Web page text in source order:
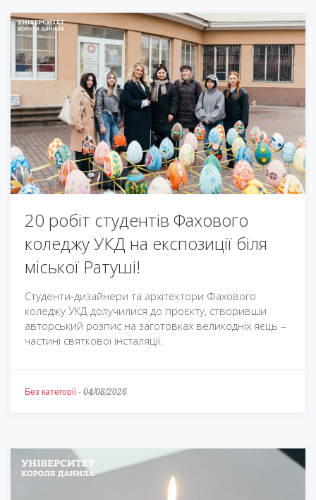
20 робіт студентів Фахового
коледжу УКД на експозиції біля
міської Ратуші!
Студенти-дизайнери та архітектори Фахового
коледжу УКД долучилися до проєкту, створивши
авторський розпис на заготовках великодніх яєць –
частині святкової інсталяції.
Без категорії- 04/08/2026